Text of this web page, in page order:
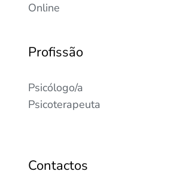
Online
Profissão
Psicólogo/a
Psicoterapeuta
Contactos